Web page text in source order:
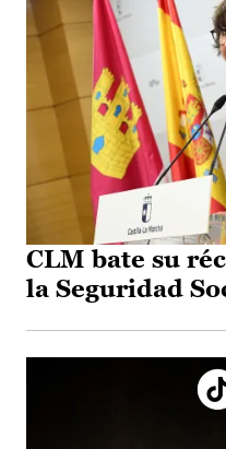
CLM bate su
la Seguridad